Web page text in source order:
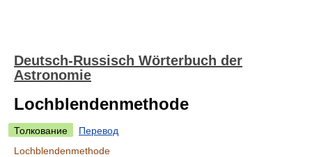
Deutsch-Russisch Wörterbuch der
Astronomie
Lochblendenmethode
Толкование
Перевод
Lochblendenmethode